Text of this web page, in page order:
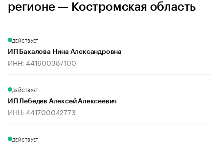
регионе — Костромская область
ДЕЙСТВУЕТ
ИП Бакалова Нина Александровна
ИНН: 441600387100
ДЕЙСТВУЕТ
ИП Лебедев Алексей Алексеевич
ИНН: 441700042773
ДЕЙСТВУЕТ